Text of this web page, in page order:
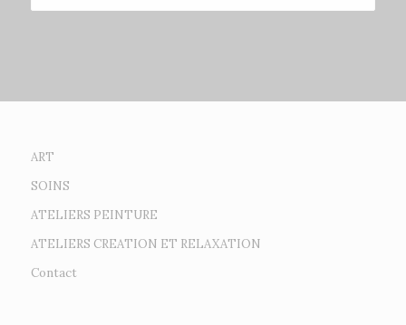
ART
SOINS
ATELIERS PEINTURE
ATELIERS CREATION ET RELAXATION
Contact